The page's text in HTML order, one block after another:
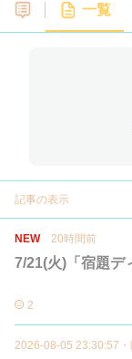
一覧
記事の表示
NEW 20時間前
7/21(火)「宿題デ
2
2026-08-05 23:30:57 ・